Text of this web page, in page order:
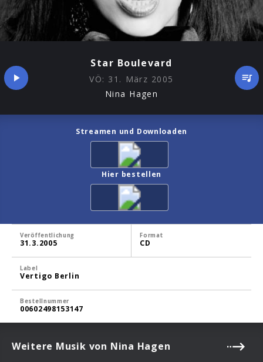
Star Boulevard
VÖ: 31. März 2005
Nina Hagen
Streamen und Downloaden
Hier bestellen
Veröffentlichung
31.3.2005
Format
CD
Label
Vertigo Berlin
Bestellnummer
00602498153147
Weitere Musik von Nina Hagen